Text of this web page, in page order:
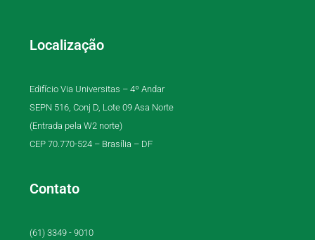
Localização
Edifício Via Universitas – 4º Andar
SEPN 516, Conj D, Lote 09 Asa Norte
(Entrada pela W2 norte)
CEP 70.770-524 – Brasília – DF
Contato
(61) 3349 - 9010